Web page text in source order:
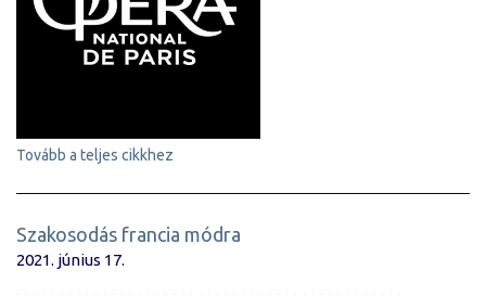
Tovább a teljes cikkhez
Szakosodás francia módra
2021. június 17.